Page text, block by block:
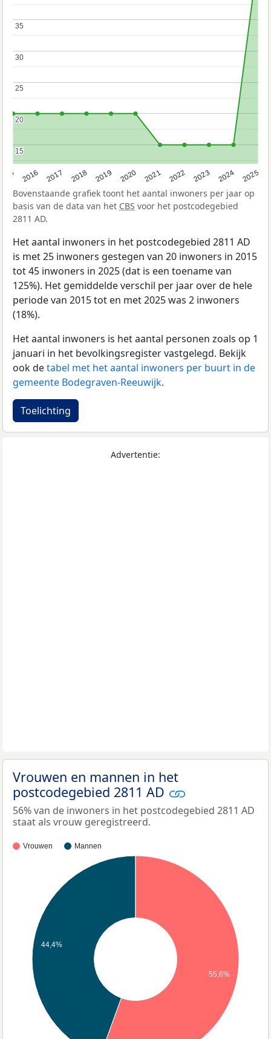
2016 2017 2018 2019 2020 2021 2022 2023 2024 2025
15
15
20
20
25
25
30
30
35
35
Bovenstaande grafiek toont het aantal inwoners per jaar op
basis van de data van het CBS voor het postcodegebied
2811 AD.
Het aantal inwoners in het postcodegebied 2811 AD
is met 25 inwoners gestegen van 20 inwoners in 2015
tot 45 inwoners in 2025 (dat is een toename van
125%). Het gemiddelde verschil per jaar over de hele
periode van 2015 tot en met 2025 was 2 inwoners
(18%).
Het aantal inwoners is het aantal personen zoals op 1
januari in het bevolkingsregister vastgelegd. Bekijk
ook detabel met het aantal inwoners per buurt in de
gemeente Bodegraven-Reeuwijk.
Toelichting
Advertentie:
Vrouwen en mannen in het
postcodegebied 2811 AD
56% van de inwoners in het postcodegebied 2811 AD
staat als vrouw geregistreerd.
Vrouwen Mannen
44,4%
55,6%